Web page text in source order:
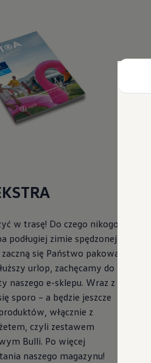
w trasę! Do czego nikogo
podługiej zimie spędzonej w
się Państwo pakować
urlop, zachęcamy do
naszego e-sklepu. Wraz z
sporo – a będzie jeszcze
włącznie z
czyli zestawem
Bulli. Po więcej
naszego magazynu!